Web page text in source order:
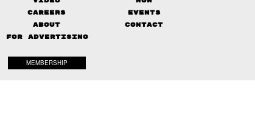
Careers
Events
About
Contact
FOR ADVERTISING
MEMBERSHIP